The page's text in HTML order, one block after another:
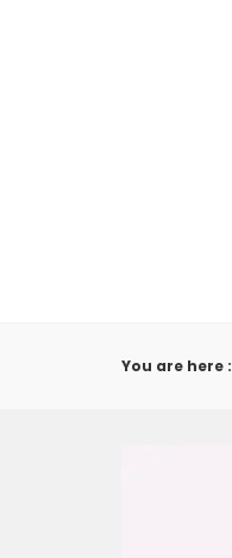
You are here :